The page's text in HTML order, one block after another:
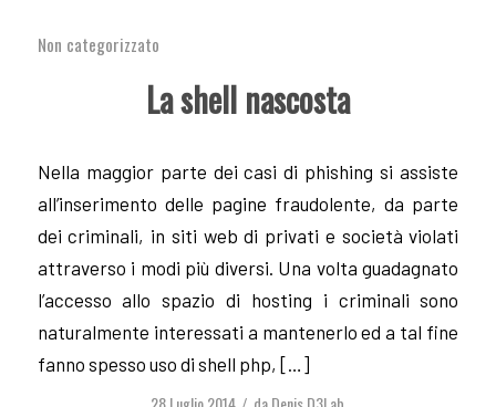
Non categorizzato
La shell nascosta
Nella maggior parte dei casi di phishing si assiste
all’inserimento delle pagine fraudolente, da parte
dei criminali, in siti web di privati e società violati
attraverso i modi più diversi. Una volta guadagnato
l’accesso allo spazio di hosting i criminali sono
naturalmente interessati a mantenerlo ed a tal fine
fanno spesso uso di shell php, […]